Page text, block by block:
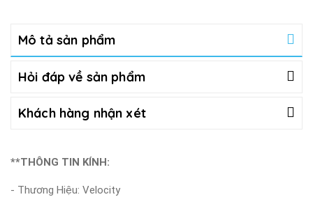
Mô tả sản phẩm
Hỏi đáp về sản phẩm
Khách hàng nhận xét
**THÔNG TIN KÍNH:
- Thương Hiệu: Velocity